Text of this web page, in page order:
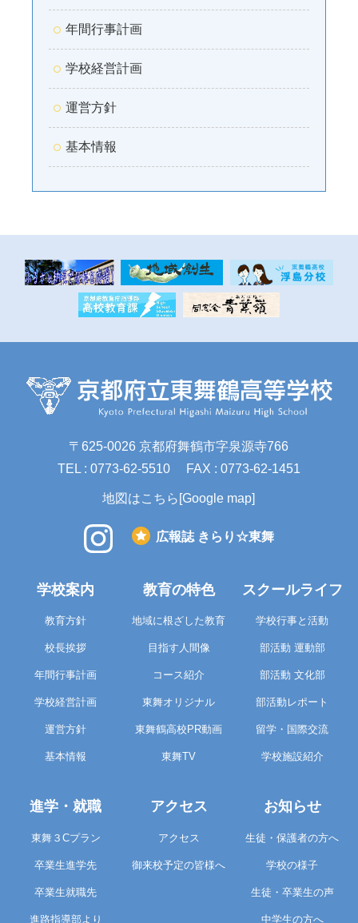
年間行事計画
学校経営計画
運営方針
基本情報
〒625-0026 京都府舞鶴市字泉源寺766
TEL : 0773-62-5510FAX : 0773-62-1451
地図はこちら[Google map]
広報誌 きらり☆東舞
学校案内
教育方針
校長挨拶
年間行事計画
学校経営計画
運営方針
基本情報
教育の特色
地域に根ざした教育
目指す人間像
コース紹介
東舞オリジナル
東舞鶴高校PR動画
東舞TV
スクールライフ
学校行事と活動
部活動 運動部
部活動 文化部
部活動レポート
留学・国際交流
学校施設紹介
進学・就職
東舞３Cプラン
卒業生進学先
卒業生就職先
進路指導部より
アクセス
アクセス
御来校予定の皆様へ
お知らせ
生徒・保護者の方へ
学校の様子
生徒・卒業生の声
中学生の方へ